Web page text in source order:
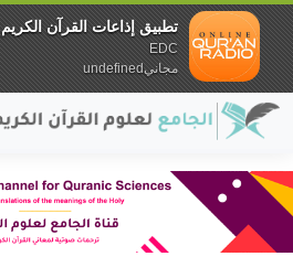
تطبيق إذاعات القرآن الكريم
EDC
مجانيundefined